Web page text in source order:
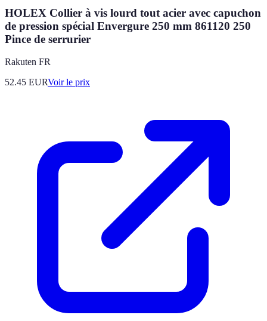
HOLEX Collier à vis lourd tout acier avec capuchon
de pression spécial Envergure 250 mm 861120 250
Pince de serrurier
Rakuten FR
52.45 EURVoir le prix